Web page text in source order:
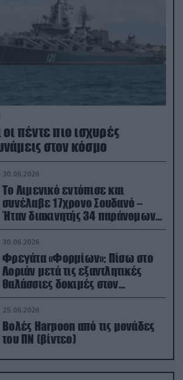
οι πέντε πιο ισχυρές
στον κόσμο
30.06.2026
Το Λιμενικό εντόπισε και
συνέλαβε 17χρονο Σουδανό –
Ήταν διακινητής 34 παράνομων
μεταναστών
30.06.2026
Φρεγάτα «Φορμίων»: Πίσω στο
Λοριάν μετά τις εξαντλητικές
θαλάσσιες δοκιμές στον
απαιτητικό Βισκαϊκό
25.06.2026
Βολές Harpoon από τις μονάδες
του ΠΝ (βίντεο)